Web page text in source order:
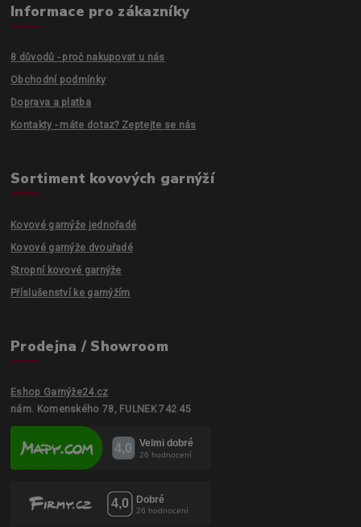
Informace pro zákazníky
8 důvodů - proč nakupovat u nás
Obchodní podmínky
Doprava a platba
Kontakty - máte dotaz? Zeptejte se nás
Sortiment kovových garnýží
Kovové garnýže jednořadé
Kovové garnýže dvouřadé
Stropní kovové garnýže
Příslušenství ke garnýžím
Prodejna / Showroom
Eshop Garnýže24.cz
nám. Komenského 78, FULNEK 742 45